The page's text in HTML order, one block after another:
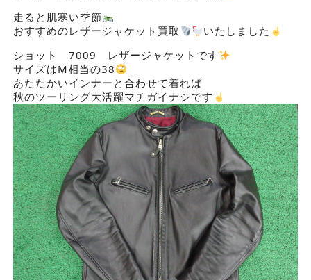
走ると肌寒い季節
おすすめのレザージャケット買取
いたしました
ショット 7009 レザージャケットです
サイズはM相当の38
あたたかいインナーと合わせて着れば
秋のツーリング大活躍マチガイナシです